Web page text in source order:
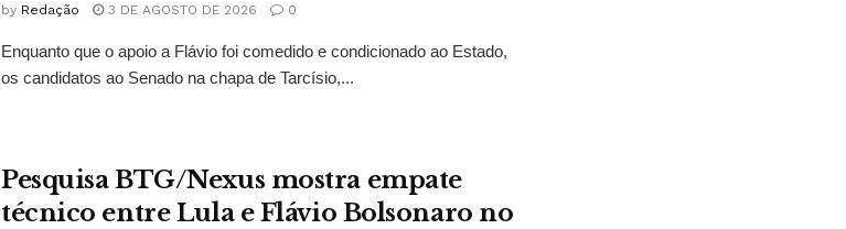
by Redação 3 DE AGOSTO DE 2026 0
Enquanto que o apoio a Flávio foi comedido e condicionado ao Estado,
os candidatos ao Senado na chapa de Tarcísio,...
Pesquisa BTG/Nexus mostra empate
técnico entre Lula e Flávio Bolsonaro no